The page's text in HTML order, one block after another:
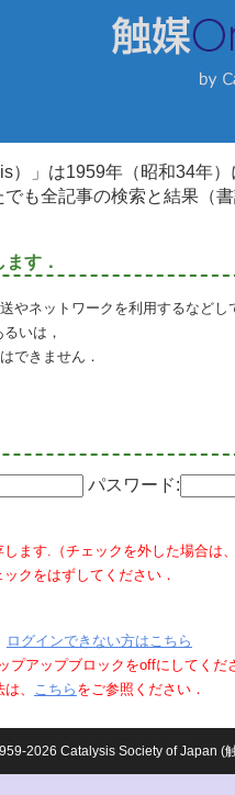
）」は1959年（昭和34年
も全記事の検索と結果（
す．
やネットワークを利用するなど
いは，
できません．
パスワード:
ます.（チェックを外した場合は
クをはずしてください．
ログインできない方はこちら
プアップブロックをoffにしてくだ
、 こちら をご参照ください．
2026 Catalysis Society of Japan (